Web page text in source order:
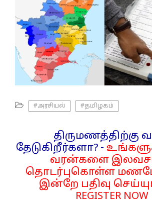
#அரசியல் #தமிழகம்
திருமணத்திற்கு
தேடுகிறீர்களா? -
வரன்களை
தொடர்புகொள்ள
இன்றே பதிவு
REGISTER NOW